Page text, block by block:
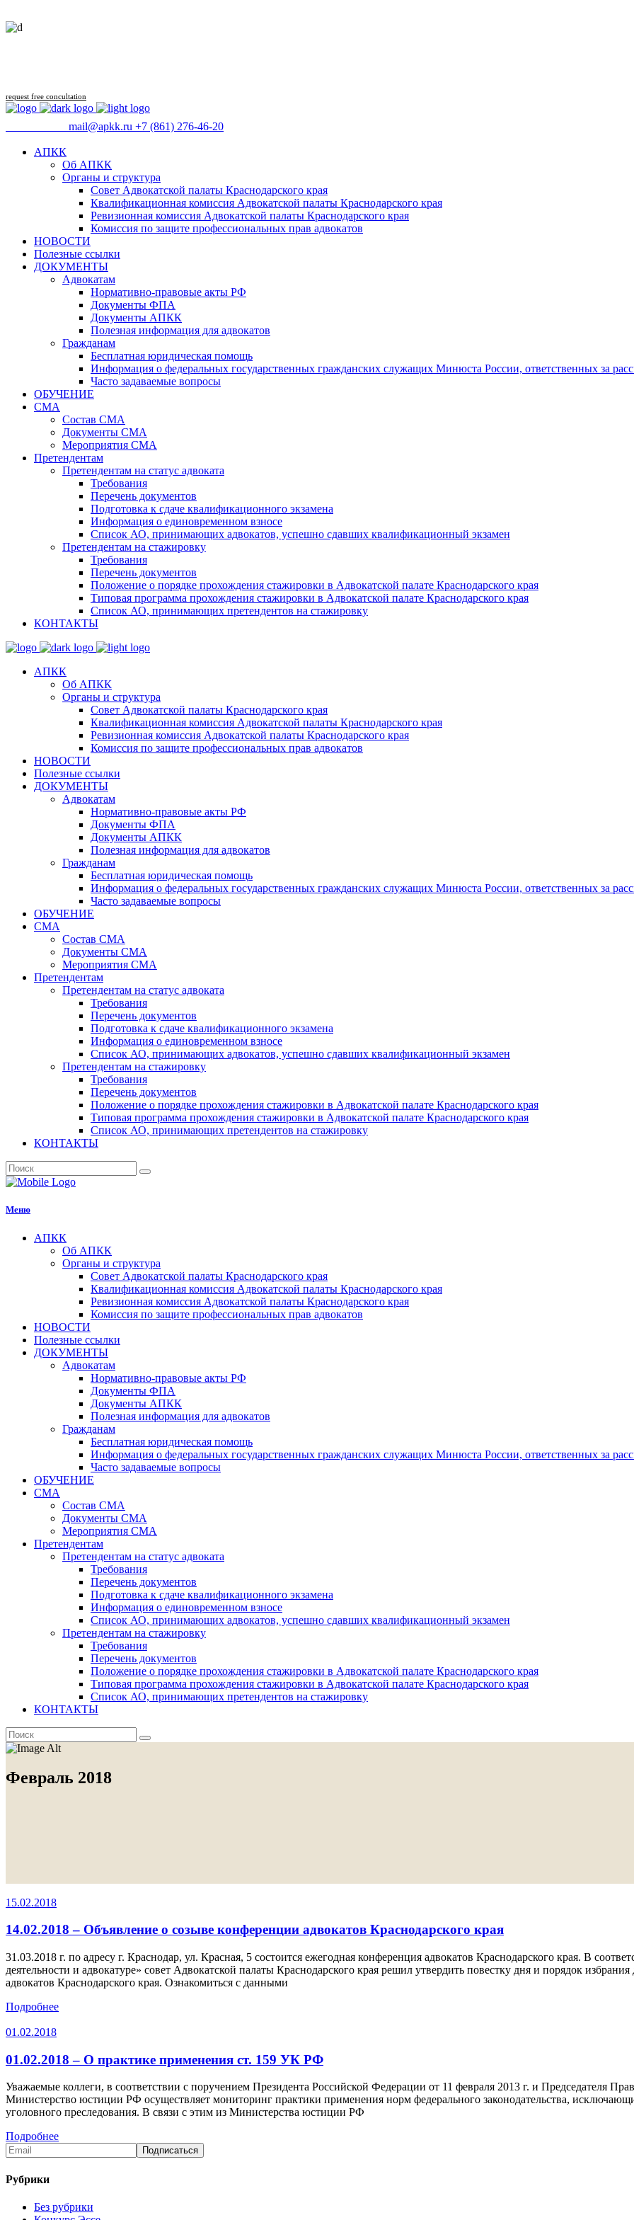
request free concultation
mail@apkk.ru +7 (861) 276-46-20
АПКК
Об АПКК
Органы и структура
Совет Адвокатской палаты Краснодарского края
Квалификационная комиссия Адвокатской палаты Краснодарского края
Ревизионная комиссия Адвокатской палаты Краснодарского края
Комиссия по защите профессиональных прав адвокатов
НОВОСТИ
Полезные ссылки
ДОКУМЕНТЫ
Адвокатам
Нормативно-правовые акты РФ
Документы ФПА
Документы АПКК
Полезная информация для адвокатов
Гражданам
Бесплатная юридическая помощь
Информация о федеральных государственных гражданских служащих Минюста России, ответственных за
Часто задаваемые вопросы
ОБУЧЕНИЕ
СМА
Состав СМА
Документы СМА
Мероприятия СМА
Претендентам
Претендентам на статус адвоката
Требования
Перечень документов
Подготовка к сдаче квалификационного экзамена
Информация о единовременном взносе
Список АО, принимающих адвокатов, успешно сдавших квалификационный экзамен
Претендентам на стажировку
Требования
Перечень документов
Положение о порядке прохождения стажировки в Адвокатской палате Краснодарского края
Типовая программа прохождения стажировки в Адвокатской палате Краснодарского края
Список АО, принимающих претендентов на стажировку
КОНТАКТЫ
АПКК
Об АПКК
Органы и структура
Совет Адвокатской палаты Краснодарского края
Квалификационная комиссия Адвокатской палаты Краснодарского края
Ревизионная комиссия Адвокатской палаты Краснодарского края
Комиссия по защите профессиональных прав адвокатов
НОВОСТИ
Полезные ссылки
ДОКУМЕНТЫ
Адвокатам
Нормативно-правовые акты РФ
Документы ФПА
Документы АПКК
Полезная информация для адвокатов
Гражданам
Бесплатная юридическая помощь
Информация о федеральных государственных гражданских служащих Минюста России, ответственных за
Часто задаваемые вопросы
ОБУЧЕНИЕ
СМА
Состав СМА
Документы СМА
Мероприятия СМА
Претендентам
Претендентам на статус адвоката
Требования
Перечень документов
Подготовка к сдаче квалификационного экзамена
Информация о единовременном взносе
Список АО, принимающих адвокатов, успешно сдавших квалификационный экзамен
Претендентам на стажировку
Требования
Перечень документов
Положение о порядке прохождения стажировки в Адвокатской палате Краснодарского края
Типовая программа прохождения стажировки в Адвокатской палате Краснодарского края
Список АО, принимающих претендентов на стажировку
КОНТАКТЫ
Меню
АПКК
Об АПКК
Органы и структура
Совет Адвокатской палаты Краснодарского края
Квалификационная комиссия Адвокатской палаты Краснодарского края
Ревизионная комиссия Адвокатской палаты Краснодарского края
Комиссия по защите профессиональных прав адвокатов
НОВОСТИ
Полезные ссылки
ДОКУМЕНТЫ
Адвокатам
Нормативно-правовые акты РФ
Документы ФПА
Документы АПКК
Полезная информация для адвокатов
Гражданам
Бесплатная юридическая помощь
Информация о федеральных государственных гражданских служащих Минюста России, ответственных за
Часто задаваемые вопросы
ОБУЧЕНИЕ
СМА
Состав СМА
Документы СМА
Мероприятия СМА
Претендентам
Претендентам на статус адвоката
Требования
Перечень документов
Подготовка к сдаче квалификационного экзамена
Информация о единовременном взносе
Список АО, принимающих адвокатов, успешно сдавших квалификационный экзамен
Претендентам на стажировку
Требования
Перечень документов
Положение о порядке прохождения стажировки в Адвокатской палате Краснодарского края
Типовая программа прохождения стажировки в Адвокатской палате Краснодарского края
Список АО, принимающих претендентов на стажировку
КОНТАКТЫ
Февраль 2018
15.02.2018
14.02.2018 – Объявление о созыве конференции адвокатов Краснодарского края
31.03.2018 г. по адресу г. Краснодар, ул. Красная, 5 состоится ежегодная конференция адвокатов Краснодарского края. В
деятельности и адвокатуре» совет Адвокатской палаты Краснодарского края решил утвердить повестку дня и порядок
адвокатов Краснодарского края. Ознакомиться с данными
Подробнее
01.02.2018
01.02.2018 – О практике применения ст. 159 УК РФ
Уважаемые коллеги, в соответствии с поручением Президента Российской Федерации от 11 февраля 2013 г. и Председателя
Министерство юстиции РФ осуществляет мониторинг практики применения норм федерального законодательства,
уголовного преследования. В связи с этим из Министерства юстиции РФ
Подробнее
Рубрики
Без рубрики